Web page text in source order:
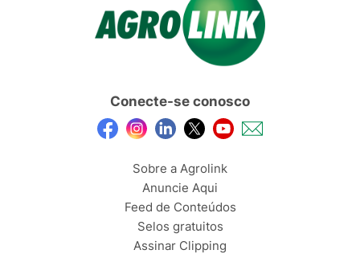
Conecte-se conosco
Sobre a Agrolink
Anuncie Aqui
Feed de Conteúdos
Selos gratuitos
Assinar Clipping